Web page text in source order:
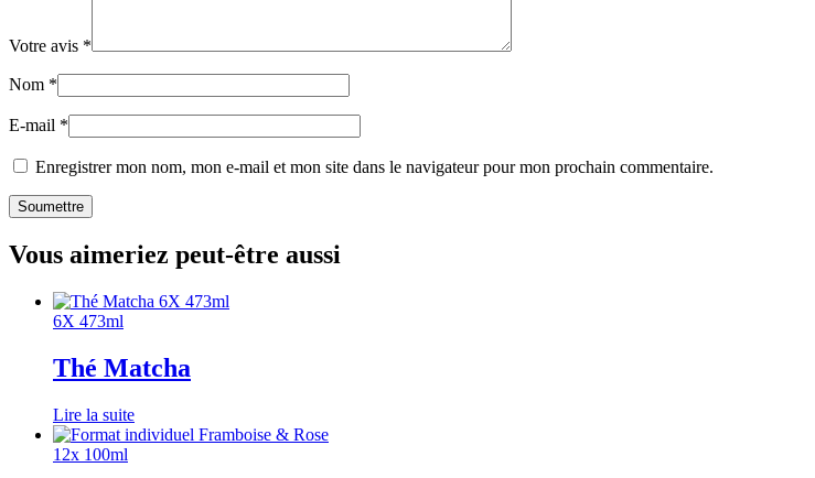
Votre avis *
Nom *
E-mail *
Enregistrer mon nom, mon e-mail et mon site dans le navigateur pour mon prochain commentaire.
Vous aimeriez peut-être aussi
6X 473ml
Thé Matcha
Lire la suite
12x 100ml